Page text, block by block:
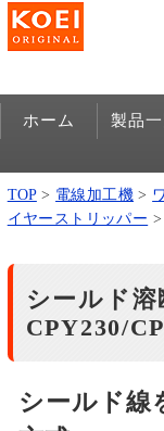
ホーム 製品
TOP> 電線加工機>
イヤーストリッパー >
シールド
CPY230/
シールド線